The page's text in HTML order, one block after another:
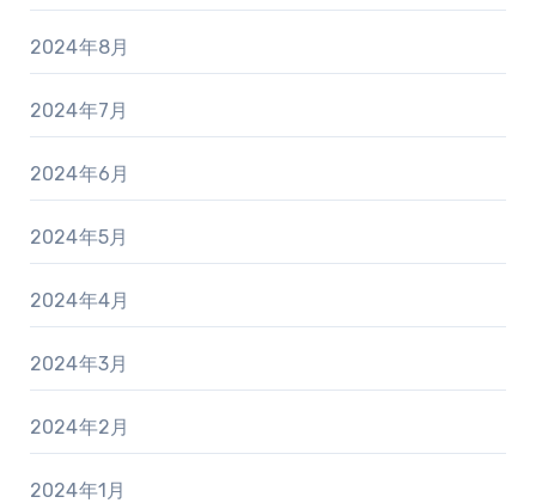
2024年8月
2024年7月
2024年6月
2024年5月
2024年4月
2024年3月
2024年2月
2024年1月